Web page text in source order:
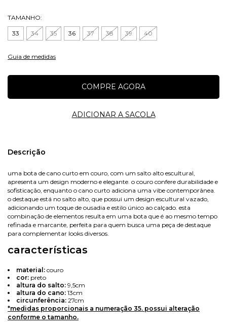
TAMANHO:
33 34 35 36 37 38 39 40
Guia de medidas
E-mail
Celular
Descrição
uma bota de cano curto em couro, com um salto alto escultural,
apresenta um design moderno e elegante. o couro confere durabilidade e
sofisticação, enquanto o cano curto adiciona uma vibe contemporânea.
o destaque está no salto alto, que possui um design escultural vazado,
adicionando um toque de ousadia e estilo único ao calçado. esta
combinação de elementos resulta em uma bota que é ao mesmo tempo
refinada e marcante, perfeita para quem busca uma peça de destaque
para complementar looks diversos.
características
material: couro
cor: preto
altura do salto: 9,5cm
altura do cano: 13cm
circunferência: 27cm
*medidas proporcionais a numeração 35. possui alteração
conforme o tamanho.